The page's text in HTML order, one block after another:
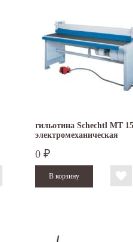
гильотина Schechtl MT
электромеханическая
0 ₽